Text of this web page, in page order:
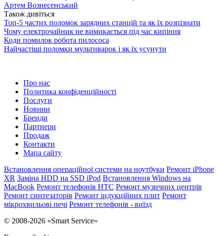
Артем Вознесенський
Також дивіться
Топ-5 частих поломок зарядних станцій та як їх розпізнати
Чому електрочайник не вимикається під час кипіння
Коди помилок робота пилососа
Найчастіші поломки мультиварок і як їх усунути
Про нас
Политика конфіденційності
Послуги
Новини
Бренди
Партнери
Продаж
Контакти
Мапа сайту
Встановлення операційної системи на ноутбуки Ремонт iPhone
XR Заміна HDD на SSD iPod Встановлення Windows на
MacBook Ремонт телефонів HTC Ремонт музичних центрів
Ремонт синтезаторів Ремонт індукційних плит Ремонт
мікрохвильові печі Ремонт телефонів - виїзд
© 2008-2026 «Smart Service»